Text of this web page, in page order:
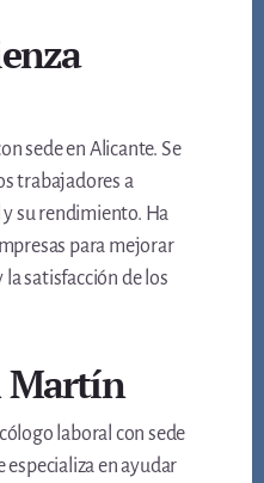
sede en Alicante. Se
trabajadores a
su rendimiento. Ha
para mejorar
satisfacción de los
Martín
laboral con sede
especializa en ayudar